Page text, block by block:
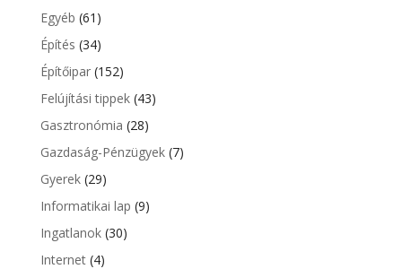
Egyéb (61)
Építés (34)
Építőipar(152)
Felújítási tippek(43)
Gasztronómia (28)
Gazdaság-Pénzügyek(7)
Gyerek(29)
Informatikai lap (9)
Ingatlanok(30)
Internet(4)